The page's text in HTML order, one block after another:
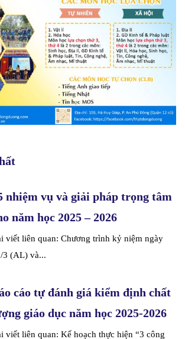
nhiệm vụ và giải pháp trọng tâm
năm học 2025 – 2026
viết liên quan: Chương trình kỷ niệm ngày
3 (AL) và...
cáo tự đánh giá kiểm định chất
giáo dục năm học 2025-2026
viết liên quan: Kế hoạch thực hiện “3 công